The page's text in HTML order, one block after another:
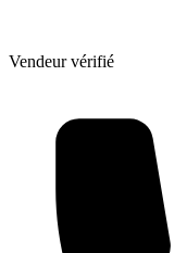
Vendeur vérifié